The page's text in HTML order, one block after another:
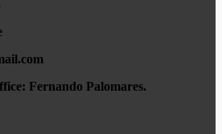
Fernando Palomares.